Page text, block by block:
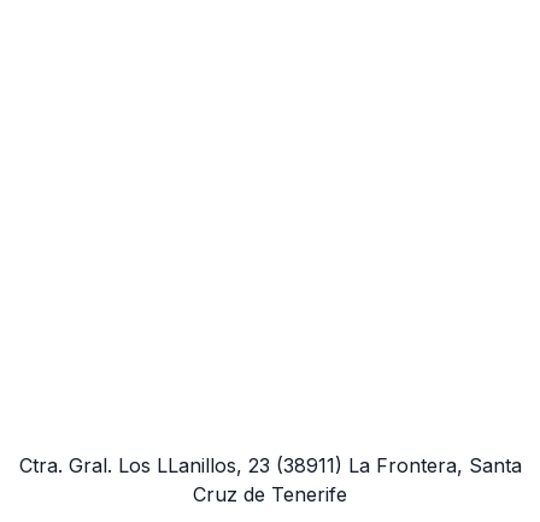
Ctra. Gral. Los LLanillos, 23 (38911) La Frontera, Santa
Cruz de Tenerife